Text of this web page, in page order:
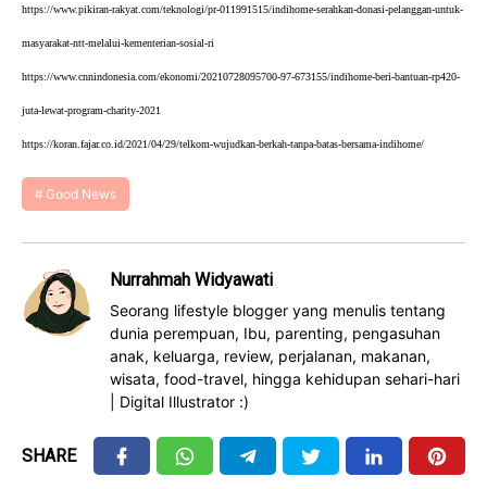
https://www.pikiran-rakyat.com/teknologi/pr-011991515/indihome-serahkan-donasi-pelanggan-untuk-
masyarakat-ntt-melalui-kementerian-sosial-ri
https://www.cnnindonesia.com/ekonomi/20210728095700-97-673155/indihome-beri-bantuan-rp420-
juta-lewat-program-charity-2021
https://koran.fajar.co.id/2021/04/29/telkom-wujudkan-berkah-tanpa-batas-bersama-indihome/
Good News
Nurrahmah Widyawati
Seorang lifestyle blogger yang menulis tentang
dunia perempuan, Ibu, parenting, pengasuhan
anak, keluarga, review, perjalanan, makanan,
wisata, food-travel, hingga kehidupan sehari-hari
| Digital Illustrator :)
SHARE